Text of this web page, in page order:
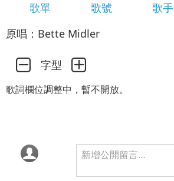
歌單 歌號 歌手
原唱：Bette Midler
字型
歌詞欄位調整中，暫不開放。